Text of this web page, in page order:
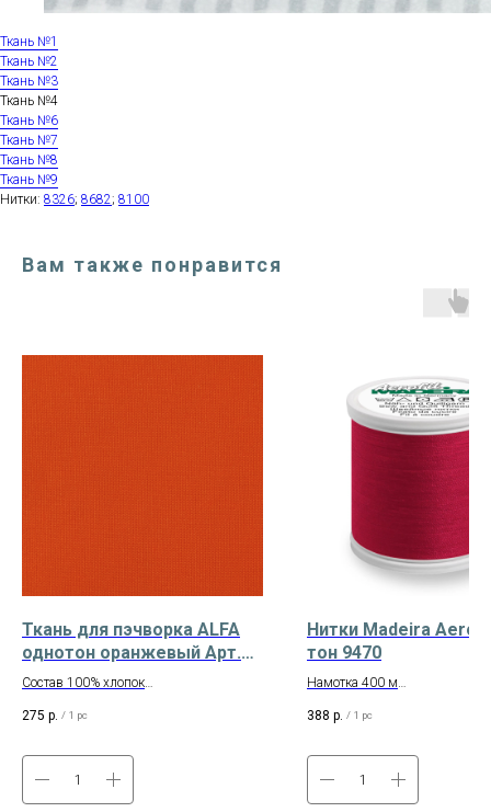
Ткань №1
Ткань №2
Ткань №3
Ткань №4
Ткань №6
Ткань №7
Ткань №8
Ткань №9
Нитки: 8326; 8682; 8100
Вам также понравится
Ткань для пэчворка ALFA
однотон оранжевый Арт.
AL-S2657
Состав 100% хлопок
Отрез размером 50х55 см
275 р. / 1 pc
Нитки Madeira
тон 9470
Намотка 400 м
Состав: 100% полиэстр
388 р. / 1 pc